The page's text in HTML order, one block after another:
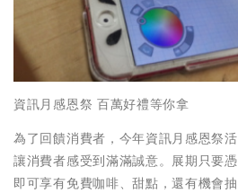
資訊月感恩祭 百萬好禮等你拿
為了回饋消費者，今年資訊月感恩祭
讓消費者感受到滿滿誠意。展期只要
即可享有免費咖啡、甜點，還有機